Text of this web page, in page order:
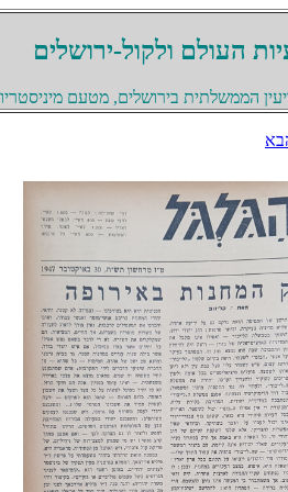
העולם ולקול-ירושלים
הממשלתית בירושלים, מטעם